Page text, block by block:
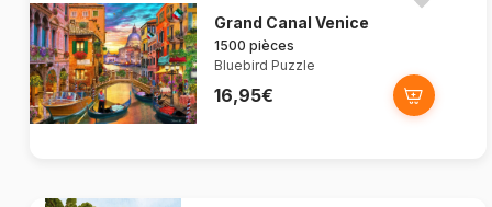
Grand Canal Venice
1500 pièces
Bluebird Puzzle
16,95€